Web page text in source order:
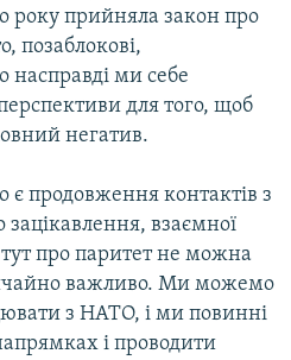
року прийняла закон про
позаблокові,
насправді ми себе
для того, щоб
негатив.
є продовження контактів з
взаємної
про паритет не можна
важливо. Ми можемо
з НАТО, і ми повинні
і проводити